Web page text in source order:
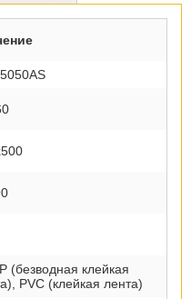
(безводная клейкая
PVC (клейкая лента)